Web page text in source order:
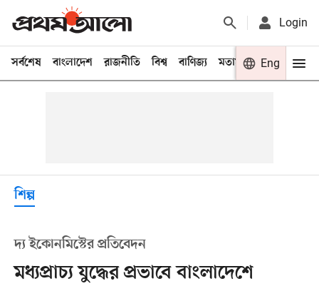
Login
সর্বশেষ বাংলাদেশ রাজনীতি বিশ্ব বাণিজ্য মতামত খেলা
Eng
শিল্প
দ্য ইকোনমিস্টের প্রতিবেদন
মধ্যপ্রাচ্য যুদ্ধের প্রভাবে বাংলাদেশে